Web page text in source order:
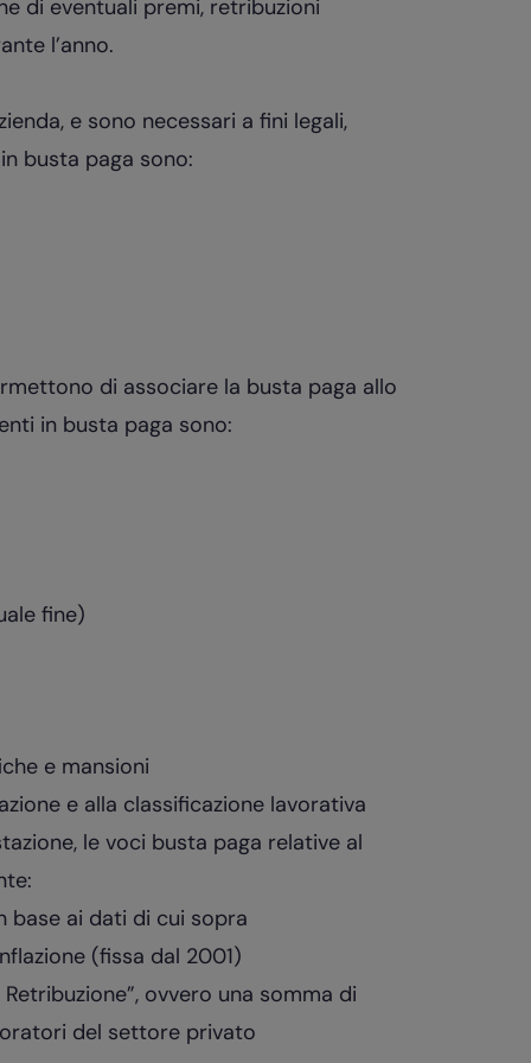
di eventuali premi, retribuzioni
l’anno.
e sono necessari a fini legali,
busta paga sono:
di associare la busta paga allo
in busta paga sono:
fine)
e mansioni
e alla classificazione lavorativa
le voci busta paga relative al
base ai dati di cui sopra
(fissa dal 2001)
ovvero una somma di
del settore privato